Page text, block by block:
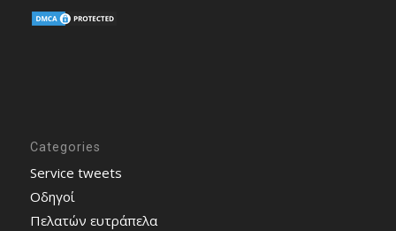
Categories
Service tweets
Οδηγοί
Πελατών ευτράπελα